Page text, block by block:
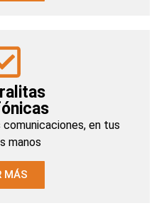
en tus
manos
MÁS